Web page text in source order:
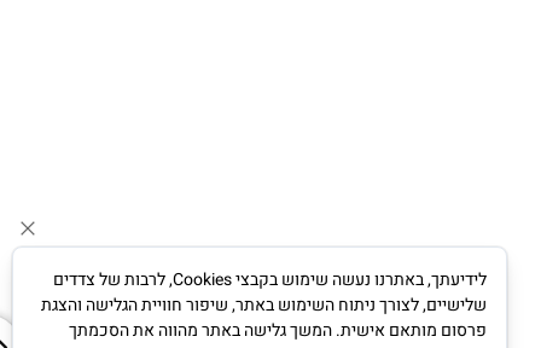
לידיעתך, באתרנו נעשה שימוש בקבצי Cookies, לרבות של צדדים
שלישיים, לצורך ניתוח השימוש באתר, שיפור חוויית הגלישה והצגת
פרסום מותאם אישית. המשך גלישה באתר מהווה את הסכמתך